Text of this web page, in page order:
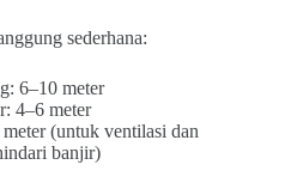
sederhana:
6–10 meter
4–6 meter
(untuk ventilasi dan
banjir)